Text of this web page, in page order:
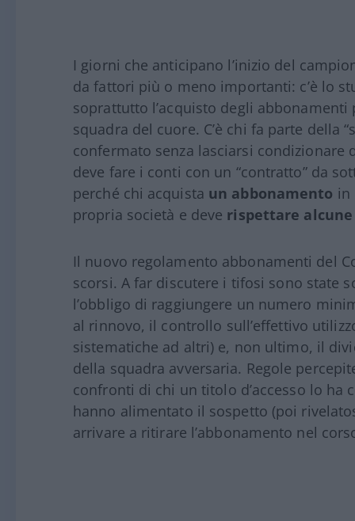
I giorni che anticipano l’inizio del
da fattori più o meno importanti: c’è lo
soprattutto l’acquisto degli
squadra del cuore. C’è chi fa parte della
confermato senza lasciarsi condizionare
deve fare i conti con un “contratto” da
perché chi acquista un abbonamento in
propria società e deve rispettare
Il nuovo regolamento abbonamenti del
scorsi. A far discutere i tifosi sono state
l’obbligo di raggiungere un numero
al rinnovo, il controllo sull’effettivo
sistematiche ad altri) e, non ultimo, il
della squadra avversaria. Regole
confronti di chi un titolo d’accesso lo ha
hanno alimentato il sospetto (poi
arrivare a ritirare l’abbonamento nel